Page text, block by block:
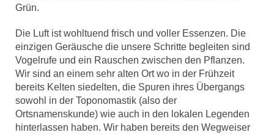
Grün.
Die Luft ist wohltuend frisch und voller Essenzen. Die
einzigen Geräusche die unsere Schritte begleiten sind
Vogelrufe und ein Rauschen zwischen den Pflanzen.
Wir sind an einem sehr alten Ort wo in der Frühzeit
bereits Kelten siedelten, die Spuren ihres Übergangs
sowohl in der Toponomastik (also der
Ortsnamenskunde) wie auch in den lokalen Legenden
hinterlassen haben. Wir haben bereits den Wegweiser